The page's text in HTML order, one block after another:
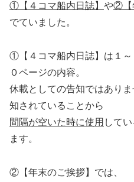
①【４コマ船内日誌】 や②【
でていました。
①【４コマ船内日誌】は１～
０ページの内容。
休載としての告知ではあり
知されていることから
間隔が空いた時に使用 して
ます。
②【年末のご挨拶】では、